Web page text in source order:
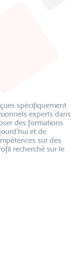
spécifiquement
experts dans
des formations
et de
sur des
recherché sur le